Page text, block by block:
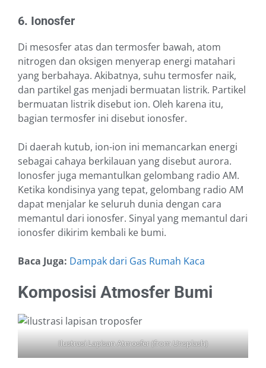
6. Ionosfer
Di mesosfer atas dan termosfer bawah, atom
nitrogen dan oksigen menyerap energi matahari
yang berbahaya. Akibatnya, suhu termosfer naik,
dan partikel gas menjadi bermuatan listrik. Partikel
bermuatan listrik disebut ion. Oleh karena itu,
bagian termosfer ini disebut ionosfer.
Di daerah kutub, ion-ion ini memancarkan energi
sebagai cahaya berkilauan yang disebut aurora.
Ionosfer juga memantulkan gelombang radio AM.
Ketika kondisinya yang tepat, gelombang radio AM
dapat menjalar ke seluruh dunia dengan cara
memantul dari ionosfer. Sinyal yang memantul dari
ionosfer dikirim kembali ke bumi.
Baca Juga: Dampak dari Gas Rumah Kaca
Komposisi Atmosfer Bumi
Ilustrasi Lapisan Atmosfer (from Unsplash)